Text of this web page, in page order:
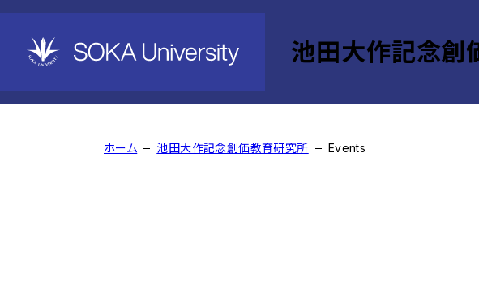
池田大作記念創
Events
ホーム 池田大作記念創価教育研究所 Events